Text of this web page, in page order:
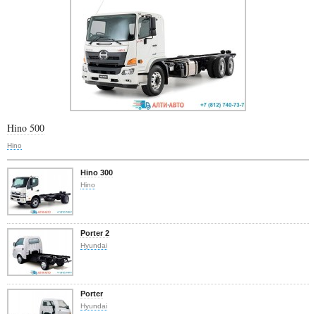
Hino 500
Hino
Hino 300
Hino
Porter 2
Hyundai
Porter
Hyundai